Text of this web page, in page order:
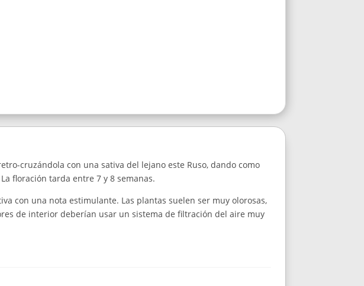
cruzándola con una sativa del lejano este Ruso, dando como
floración tarda entre 7 y 8 semanas.
con una nota estimulante. Las plantas suelen ser muy olorosas,
de interior deberían usar un sistema de filtración del aire muy